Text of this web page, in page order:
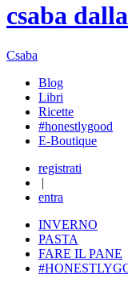
csaba
Csaba
Blog
Libri
Ricette
#honestlygood
E-Boutique
registrati
|
entra
INVERNO
PASTA
FARE IL PANE